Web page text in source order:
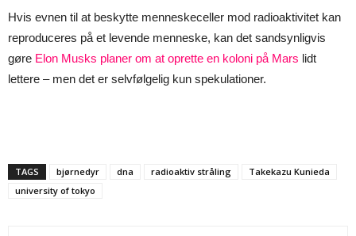
Hvis evnen til at beskytte menneskeceller mod radioaktivitet kan
reproduceres på et levende menneske, kan det sandsynligvis
gøre Elon Musks planer om at oprette en koloni på Mars lidt
lettere – men det er selvfølgelig kun spekulationer.
TAGS bjørnedyr dna radioaktiv stråling
Takekazu Kunieda
university of tokyo